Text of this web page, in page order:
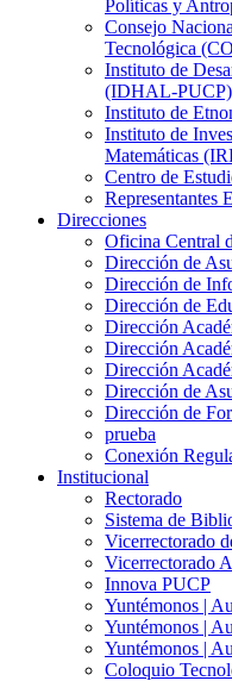
Políticas y
Consejo
Tecnológica
Instituto de
(IDHAL-PUCP)
Instituto de
Instituto de
Matemáticas
Centro de
Representantes
Direcciones
Oficina Central
Dirección de
Dirección de
Dirección de
Dirección
Dirección
Dirección
Dirección de
Dirección de
prueba
Conexión
Institucional
Rectorado
Sistema de
Vicerrectorado
Vicerrectorado
Innova PUCP
Yuntémonos |
Yuntémonos |
Yuntémonos |
Coloquio